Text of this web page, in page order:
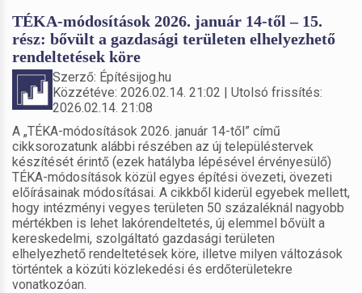
TÉKA-módosítások 2026. január 14-től – 15.
rész: bővült a gazdasági területen elhelyezhető
rendeltetések köre
Szerző: Építésijog.hu
Közzétéve: 2026.02.14. 21:02 | Utolsó frissítés:
2026.02.14. 21:08
A „TÉKA-módosítások 2026. január 14-től” című
cikksorozatunk alábbi részében az új településtervek
készítését érintő (ezek hatályba lépésével érvényesülő)
TÉKA-módosítások közül egyes építési övezeti, övezeti
előírásainak módosításai. A cikkből kiderül egyebek mellett,
hogy intézményi vegyes területen 50 százaléknál nagyobb
mértékben is lehet lakórendeltetés, új elemmel bővült a
kereskedelmi, szolgáltató gazdasági területen
elhelyezhető rendeltetések köre, illetve milyen változások
történtek a közúti közlekedési és erdőterületekre
vonatkozóan.